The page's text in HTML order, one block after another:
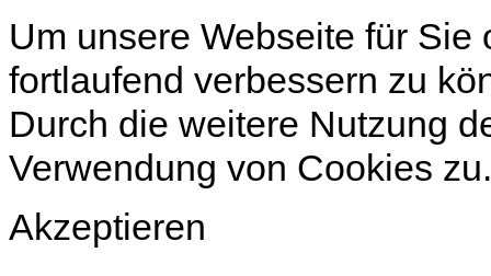
Um unsere Webseite für
fortlaufend verbessern zu
Durch die weitere Nutzung
Verwendung von Cookies
Akzeptieren